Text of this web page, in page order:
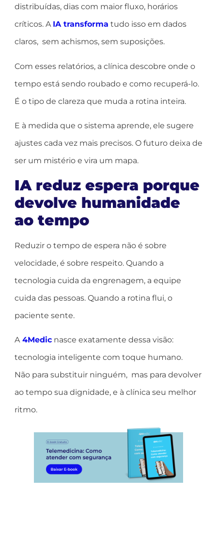
distribuídas, dias com maior fluxo, horários
críticos. A IA transforma tudo isso em dados
claros, sem achismos, sem suposições.
Com esses relatórios, a clínica descobre onde o
tempo está sendo roubado e como recuperá-lo.
É o tipo de clareza que muda a rotina inteira.
E à medida que o sistema aprende, ele sugere
ajustes cada vez mais precisos. O futuro deixa de
ser um mistério e vira um mapa.
IA reduz espera porque
devolve humanidade
ao tempo
Reduzir o tempo de espera não é sobre
velocidade, é sobre respeito. Quando a
tecnologia cuida da engrenagem, a equipe
cuida das pessoas. Quando a rotina flui, o
paciente sente.
A4Medic nasce exatamente dessa visão:
tecnologia inteligente com toque humano.
Não para substituir ninguém, mas para devolver
ao tempo sua dignidade, e à clínica seu melhor
ritmo.